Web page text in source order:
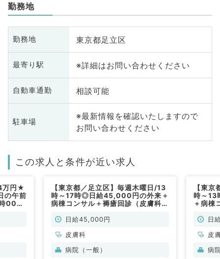
勤務地
勤務地 東京都足立区
最寄り駅 ※詳細はお問い合わせください
自動車通勤 相談可能
駐車場
※最新情報を確認いたしますので
お問い合わせください
この求人と条件が近い求人
万円★
の午前
00分
【東京都／足立区】毎週木曜日/13
時～17時◎日給45,000円の外来＋
病棟コンサル＋褥瘡回診（皮膚科／
日給45,000円
皮膚科
病院（一般）
【東
時～
＋病棟
日
皮
病